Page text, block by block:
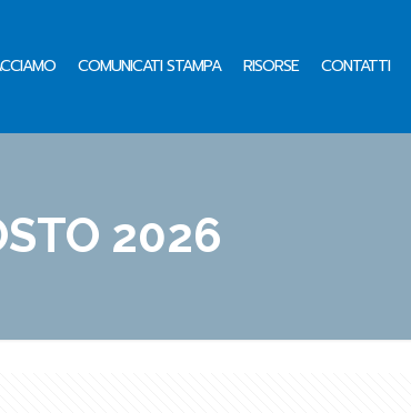
COMUNICATI STAMPA RISORSE CONTATTI
2026